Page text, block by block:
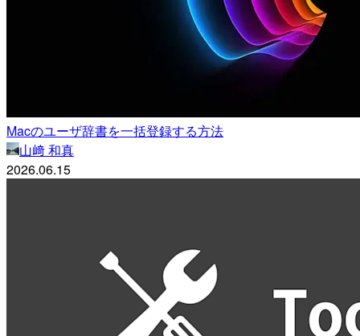
Macのユーザ辞書を一括登録する方法
山﨑 和真
2026.06.15